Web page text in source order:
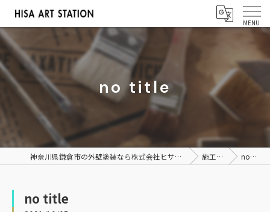
no title
神奈川県鎌倉市の外壁塗装なら株式会社ヒサアートステーション 施工事例 no title
no title